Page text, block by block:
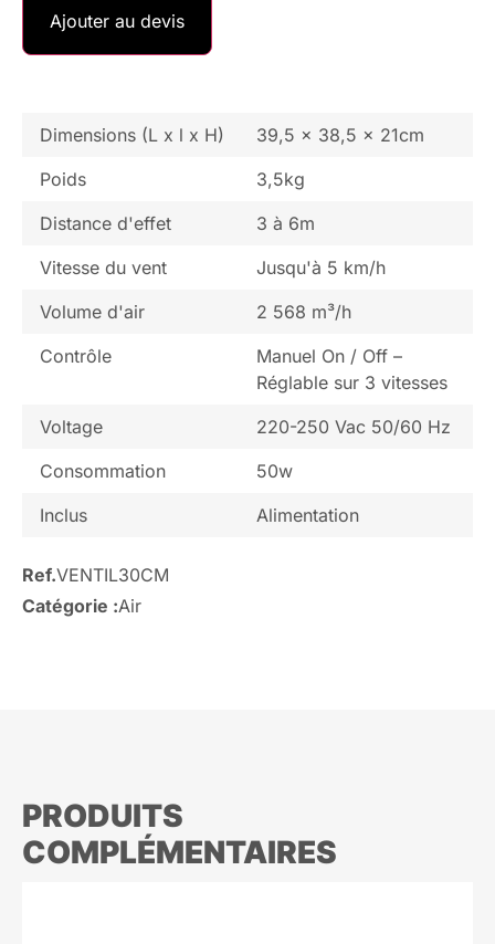
Ajouter au devis
Dimensions (L x l x H)
39,5 x 38,5 x 21cm
Poids
3,5kg
Distance d'effet
3 à 6m
Vitesse du vent
Jusqu'à 5 km/h
Volume d'air
2 568 m³/h
Contrôle
Manuel On / Off –
Réglable sur 3 vitesses
Voltage
220-250 Vac 50/60 Hz
Consommation
50w
Inclus
Alimentation
Ref.VENTIL30CM
Catégorie :Air
PRODUITS
COMPLÉMENTAIRES